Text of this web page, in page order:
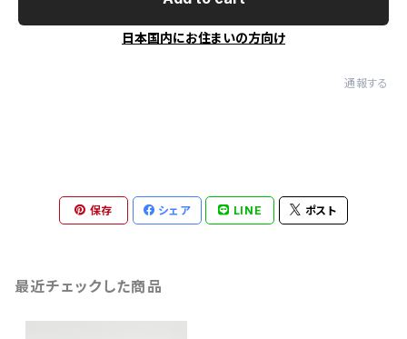
日本国内にお住まいの方向け
通報する
保存 シェア LINE ポスト
最近チェックした商品